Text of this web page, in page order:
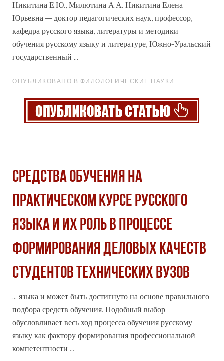
Никитина Е.Ю., Милютина А.А. Никитина Елена
Юрьевна – доктор педагогических наук, профессор,
кафедра русского языка, литературы и методики
обучения русскому языку и литературе, Южно-Уральский
государственный ...
ОПУБЛИКОВАНО В ФИЛОЛОГИЧЕСКИЕ НАУКИ
СРЕДСТВА ОБУЧЕНИЯ НА
ПРАКТИЧЕСКОМ КУРСЕ РУССКОГО
ЯЗЫКА И ИХ РОЛЬ В ПРОЦЕССЕ
ФОРМИРОВАНИЯ ДЕЛОВЫХ КАЧЕСТВ
СТУДЕНТОВ ТЕХНИЧЕСКИХ ВУЗОВ
... языка и может быть достигнуто на основе правильного
подбора средств обучения. Подобный выбор
обусловливает весь ход процесса обучения русскому
языку как фактору формирования профессиональной
компетентности ...